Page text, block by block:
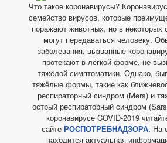
Что такое коронавирусы?
семейство вирусов, которые
поражают животных, но в некоторых
могут передаваться человеку.
заболевания, вызванные
протекают в лёгкой форме, не
тяжёлой симптоматики. Однако,
тяжёлые формы, такие как
респираторный синдром (Mers) и
острый респираторный синдром
коронавирусе COVID-2019
сайте РОСПОТРЕБНАДЗОРА. На
находится актуальная